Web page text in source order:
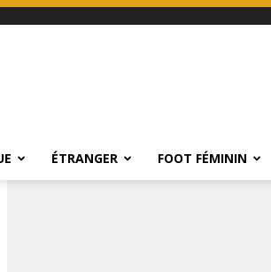
ÉTRANGER FOOT FÉMININ